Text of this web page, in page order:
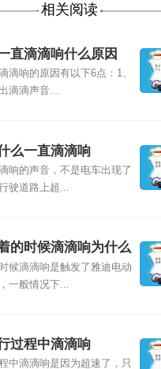
相关阅读
直滴滴响什么原因
滴响的原因有以下6点：1、
滴滴声音...
么一直滴滴响
响的声音，不是电车出现了
驶道路上超...
的时候滴滴响为什么
候滴滴响是触发了雅迪电动
一般情况下...
过程中滴滴响
中滴滴响是因为超速了，只